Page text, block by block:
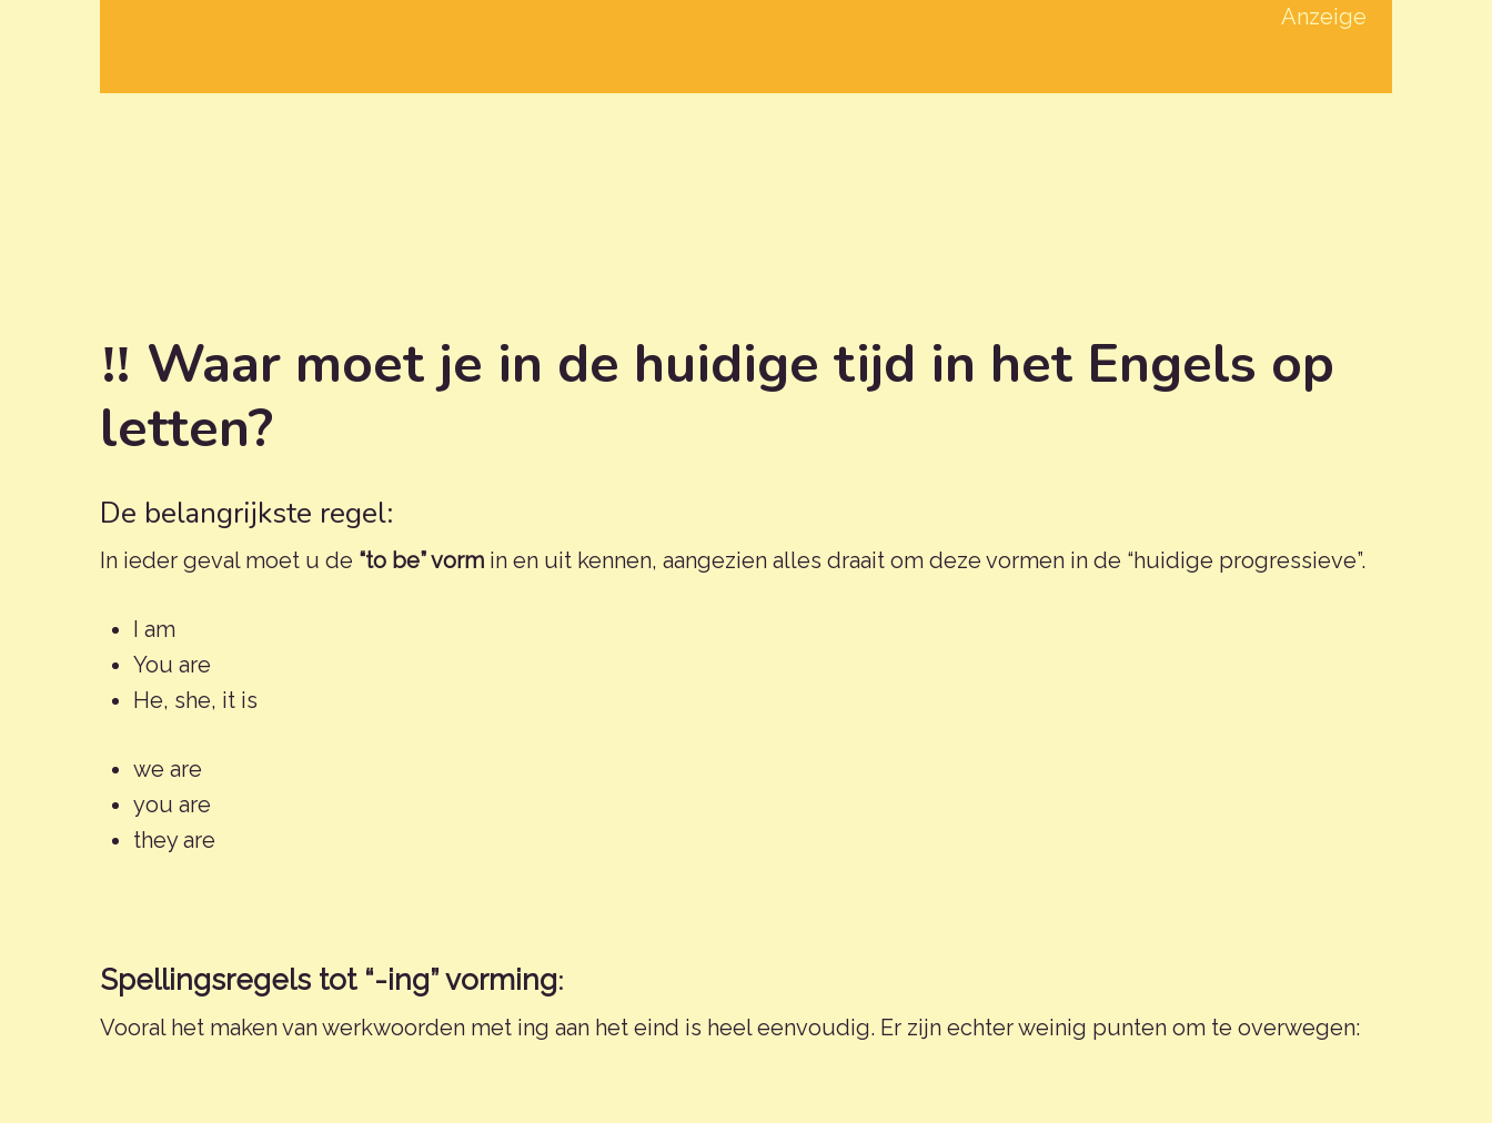
Anzeige
‼️ Waar moet je in de huidige tijd in het Engels op
letten?
De belangrijkste regel:
In ieder geval moet u de “to be” vorm in en uit kennen, aangezien alles draait om deze vormen in de “huidige progressieve”.
I am
You are
He, she, it is
we are
you are
they are
Spellingsregels tot “-ing” vorming:
Vooral het maken van werkwoorden met ing aan het eind is heel eenvoudig. Er zijn echter weinig punten om te overwegen: